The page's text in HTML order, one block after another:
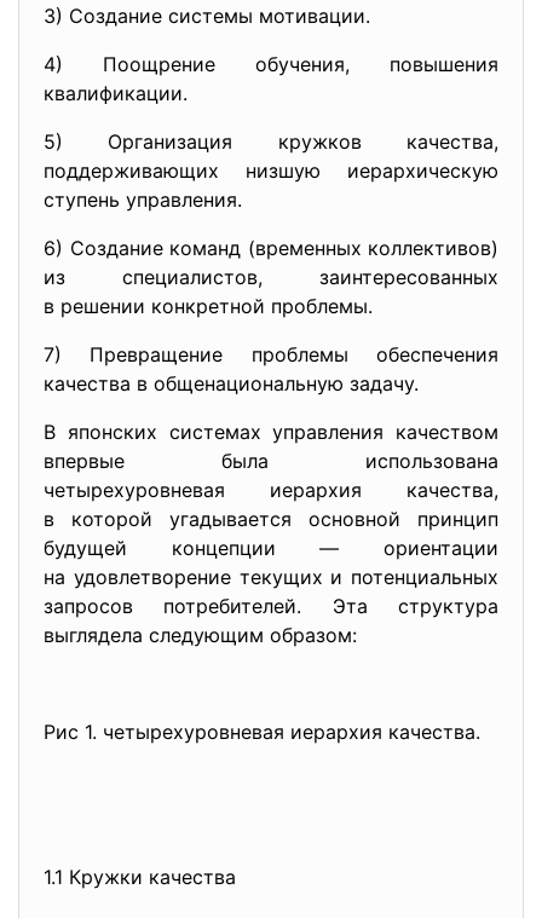
3) Создание системы мотивации.
4) Поощрение обучения, повышения
квалификации.
5) Организация кружков качества,
поддерживающих низшую иерархическую
ступень управления.
6) Создание команд (временных коллективов)
из специалистов, заинтересованных
в решении конкретной проблемы.
7) Превращение проблемы обеспечения
качества в общенациональную задачу.
В японских системах управления качеством
впервые была использована
четырехуровневая иерархия качества,
в которой угадывается основной принцип
будущей концепции — ориентации
на удовлетворение текущих и потенциальных
запросов потребителей. Эта структура
выглядела следующим образом:
Рис 1. четырехуровневая иерархия качества.
1.1 Кружки качества